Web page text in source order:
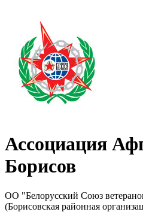
Ассоциация
Борисов
ОО "Белорусский Союз
(Борисовская районная